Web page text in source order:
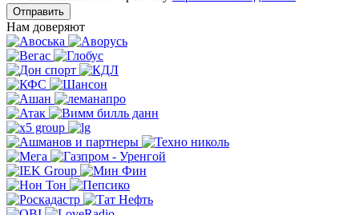
Отправить
Нам доверяют